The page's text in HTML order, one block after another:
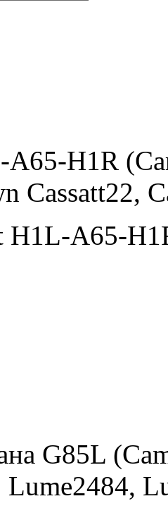
A65-H1R
Cassatt22,
H1L-A65-
G85L
Lume2484,